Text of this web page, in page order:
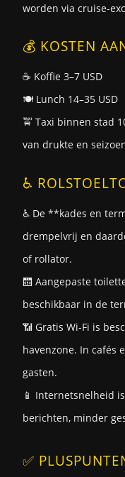
worden via cruise-
💰 KOSTEN
☕ Koffie 3–7 USD
🍽️ Lunch 14–35 USD
🚖 Taxi binnen stad
van drukte en
♿
♿ De **kades en
drempelvrij en
of rollator.
🛗 Aangepaste
beschikbaar in de
📶 Gratis Wi-Fi is
havenzone. In cafés
gasten.
📱 Internetsnelheid
berichten, minder
✅